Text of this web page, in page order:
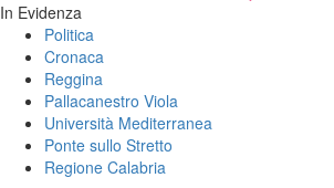
In Evidenza
Politica
Cronaca
Reggina
Pallacanestro Viola
Università Mediterranea
Ponte sullo Stretto
Regione Calabria